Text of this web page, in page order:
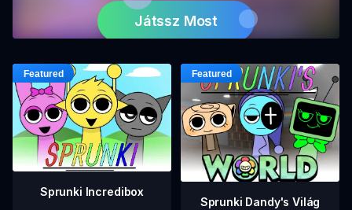
Játssz Most
Sprunki Incredibox
Sprunki Dandy's Világ